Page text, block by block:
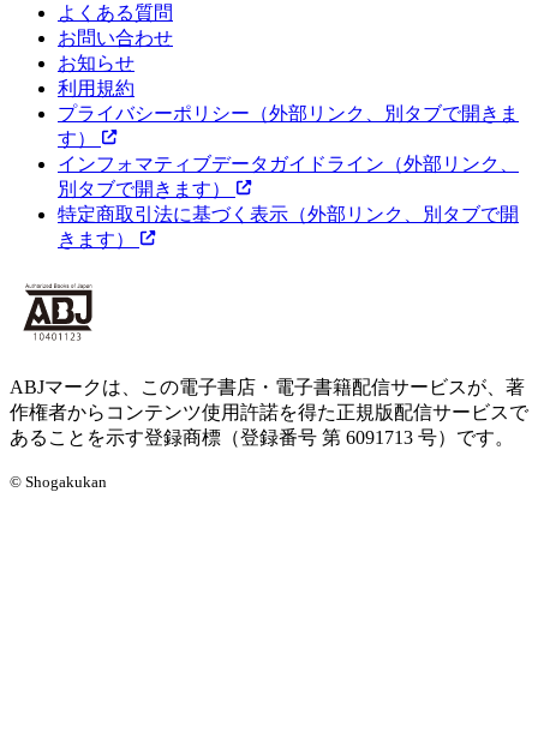
よくある質問
お問い合わせ
お知らせ
利用規約
プライバシーポリシー （外部リンク、別タブで開きま
す）
インフォマティブデータガイドライン （外部リンク、
別タブで開きます）
特定商取引法に基づく表示 （外部リンク、別タブで開
きます）
ABJマークは、この電子書店・電子書籍配信サービスが、著
作権者からコンテンツ使用許諾を得た正規版配信サービスで
あることを示す登録商標（登録番号 第 6091713 号）です。
© Shogakukan